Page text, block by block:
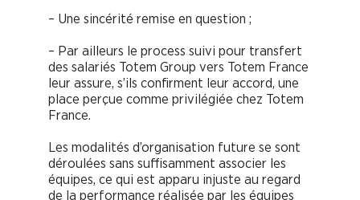
– Une sincérité remise en question ;
– Par ailleurs le process suivi pour transfert
des salariés Totem Group vers Totem France
leur assure, s’ils confirment leur accord, une
place perçue comme privilégiée chez Totem
France.
Les modalités d’organisation future se sont
déroulées sans suffisamment associer les
équipes, ce qui est apparu injuste au regard
de la performance réalisée par les équipes